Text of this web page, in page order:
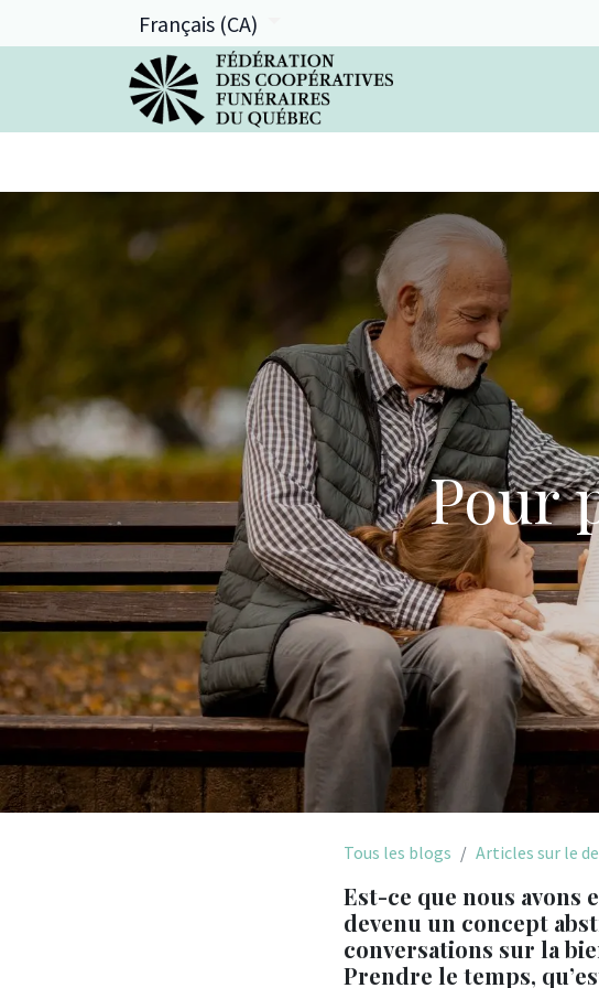
Français (CA)
Pour
Tous les blogs Articles sur le
Est-ce que nous avons
devenu un concept
conversations sur la
Prendre le temps,